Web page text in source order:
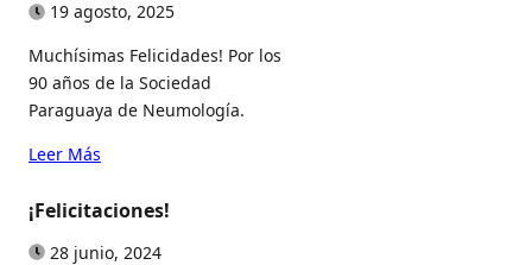
19 agosto, 2025
Muchísimas Felicidades! Por los
90 años de la Sociedad
Paraguaya de Neumología.
Leer Más
¡Felicitaciones!
28 junio, 2024